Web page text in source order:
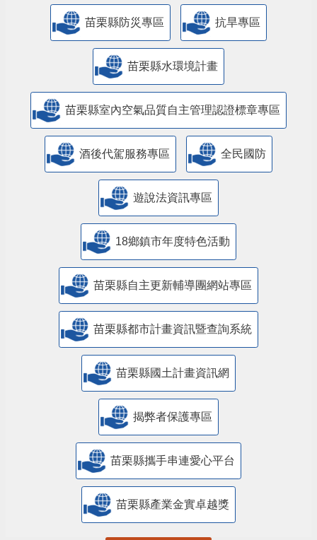
苗栗縣防災專區 抗旱專區
苗栗縣水環境計畫
苗栗縣室內空氣品質自主管理認證標章專區
酒後代駕服務專區 全民國防
遊說法資訊專區
18鄉鎮市年度特色活動
苗栗縣自主更新輔導團網站專區
苗栗縣都市計畫資訊暨查詢系統
苗栗縣國土計畫資訊網
揭弊者保護專區
苗栗縣攜手串連愛心平台
苗栗縣產業金實卓越獎